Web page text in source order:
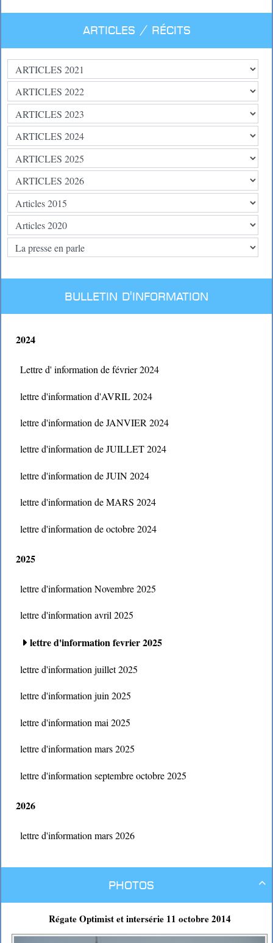
Articles / Récits
BULLETIN D'INFORMATION
2024
Lettre d' information de février 2024
lettre d'information d'AVRIL 2024
lettre d'information de JANVIER 2024
lettre d'information de JUILLET 2024
lettre d'information de JUIN 2024
lettre d'information de MARS 2024
lettre d'information de octobre 2024
2025
lettre d'information Novembre 2025
lettre d'information avril 2025
lettre d'information fevrier 2025
lettre d'information juillet 2025
lettre d'information juin 2025
lettre d'information mai 2025
lettre d'information mars 2025
lettre d'information septembre octobre 2025
2026
lettre d'information mars 2026

Photos
Régate Optimist et intersérie 11 octobre 2014